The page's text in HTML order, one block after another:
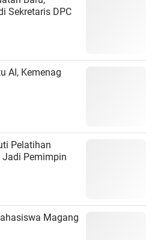
Sekretaris DPC
AI, Kemenag
Pelatihan
Jadi Pemimpin
Magang